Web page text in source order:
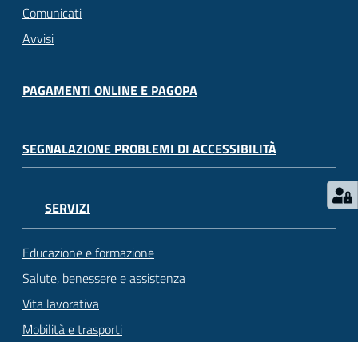
Comunicati
Avvisi
PAGAMENTI ONLINE E PAGOPA
SEGNALAZIONE PROBLEMI DI ACCESSIBILITÀ
SERVIZI
Educazione e formazione
Salute, benessere e assistenza
Vita lavorativa
Mobilità e trasporti